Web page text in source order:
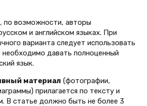
по возможности, авторы
и английском языках. При
варианта следует использовать
давать полноценный
язык.
материал (фотографии,
прилагается по тексту и
В статье должно быть не более 3